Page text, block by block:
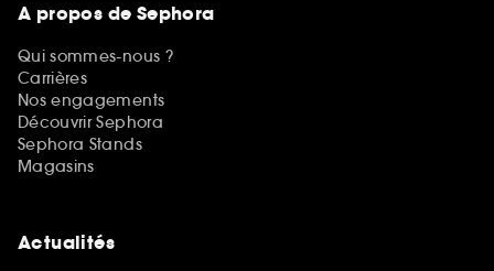
A propos de Sephora
Qui sommes-nous ?
Carrières
Nos engagements
Découvrir Sephora
Sephora Stands
Magasins
Actualités